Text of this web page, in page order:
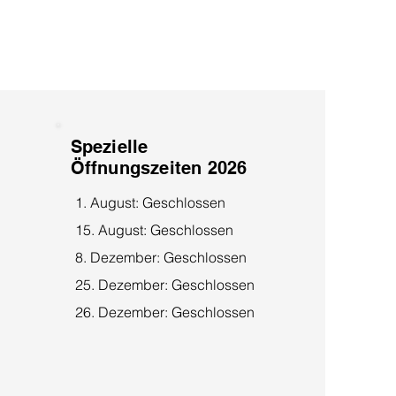
Spezielle
Öffnungszeiten 2026
1. August: Geschlossen
15. August: Geschlossen
8. Dezember: Geschlossen
25. Dezember: Geschlossen
26. Dezember: Geschlossen